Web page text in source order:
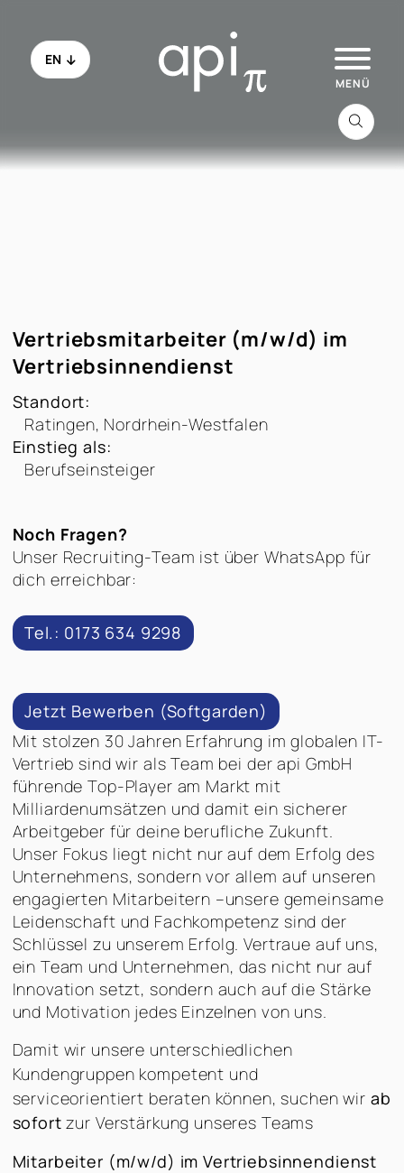
Initiativbewerbung
FAQ
EN
Vertriebsmitarbeiter (m/w/d) im
Vertriebsinnendienst
Standort:
Ratingen, Nordrhein-Westfalen
Einstieg als:
Berufseinsteiger
Noch Fragen?
Unser Recruiting-Team ist über WhatsApp für
dich erreichbar:
Tel.: 0173 634 9298
Jetzt Bewerben (Softgarden)
Mit stolzen 30 Jahren Erfahrung im globalen IT-
Vertrieb sind wir als Team bei der api GmbH
führende Top-Player am Markt mit
Milliardenumsätzen und damit ein sicherer
Arbeitgeber für deine berufliche Zukunft.
Unser Fokus liegt nicht nur auf dem Erfolg des
Unternehmens, sondern vor allem auf unseren
engagierten Mitarbeitern –unsere gemeinsame
Leidenschaft und Fachkompetenz sind der
Schlüssel zu unserem Erfolg. Vertraue auf uns,
ein Team und Unternehmen, das nicht nur auf
Innovation setzt, sondern auch auf die Stärke
und Motivation jedes Einzelnen von uns.
Damit wir unsere unterschiedlichen
Kundengruppen kompetent und
serviceorientiert beraten können, suchen wir ab
sofort zur Verstärkung unseres Teams
Mitarbeiter (m/w/d) imVertriebsinnendienst